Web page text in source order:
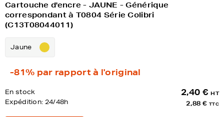
Cartouche d'encre - JAUNE - Générique
correspondant à T0804 Série Colibri
(C13T08044011)
Jaune
-81% par rapport à l'original
En stock
Expédition: 24/48h
2,40 € HT
2,88 € TTC